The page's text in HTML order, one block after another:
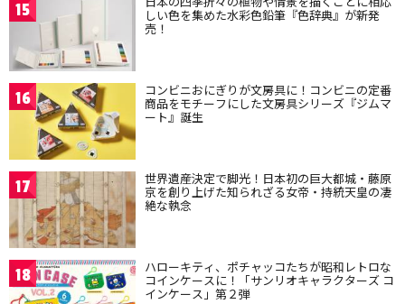
15 しい色を集めた水彩色鉛筆『色辞典』が新発
売！
16 コンビニおにぎりが文房具に！コンビニの定番
商品をモチーフにした文房具シリーズ『ジムマ
ート』誕生
17 世界遺産決定で脚光！日本初の巨大都城・藤原
京を創り上げた知られざる女帝・持統天皇の凄
絶な執念
18 ハローキティ、ポチャッコたちが昭和レトロな
コインケースに！「サンリオキャラクターズ コ
インケース」第２弾